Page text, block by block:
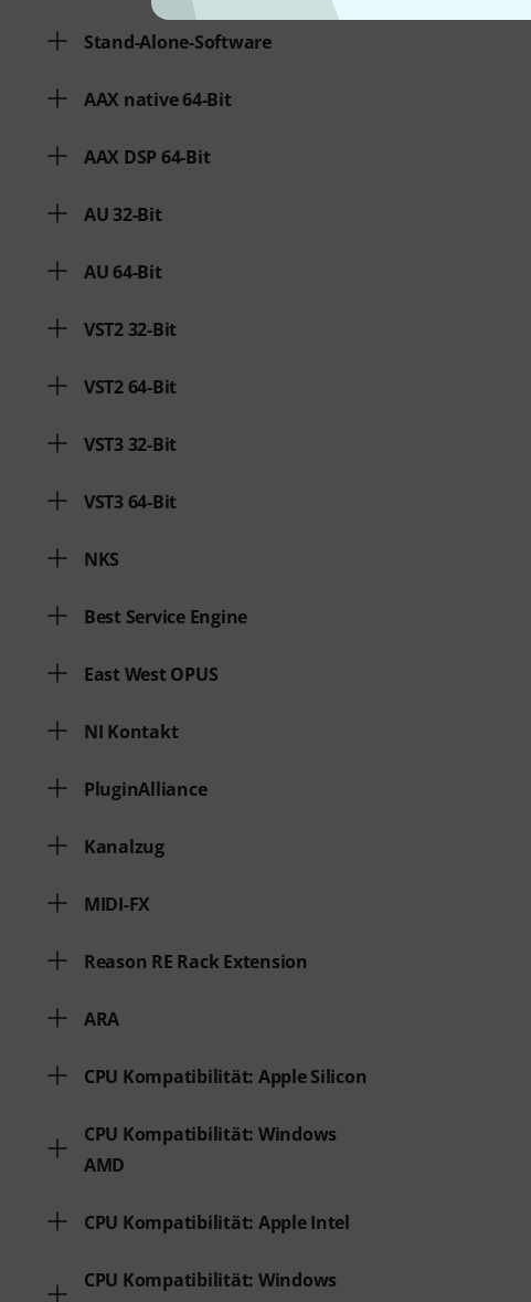
Stand-Alone-Software
AAX native 64-Bit
AAX DSP 64-Bit
AU 32-Bit
AU 64-Bit
VST2 32-Bit
VST2 64-Bit
VST3 32-Bit
VST3 64-Bit
NKS
Best Service Engine
East West OPUS
NI Kontakt
PluginAlliance
Kanalzug
MIDI-FX
Reason RE Rack Extension
ARA
CPU Kompatibilität: Apple Silicon
CPU Kompatibilität: Windows
AMD
CPU Kompatibilität: Apple Intel
CPU Kompatibilität: Windows